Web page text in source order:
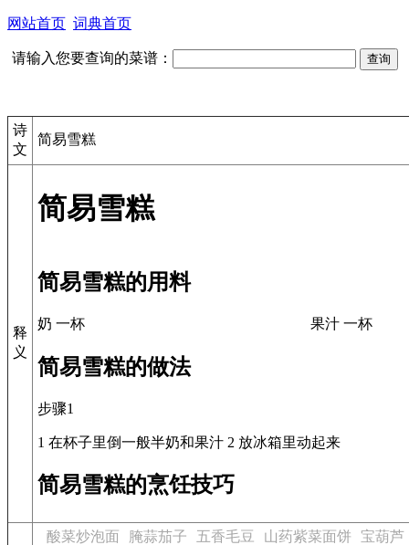
网站首页 词典首页
请输入您要查询的菜谱：
诗
文
简易雪糕
释
义
简易雪糕
简易雪糕的用料
奶 一杯 果汁 一杯
简易雪糕的做法
步骤1
1 在杯子里倒一般半奶和果汁 2 放冰箱里动起来
简易雪糕的烹饪技巧
酸菜炒泡面 腌蒜茄子 五香毛豆 山药紫菜面饼
宝葫芦